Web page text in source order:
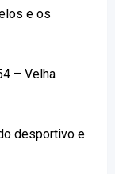
e os
– Velha
desportivo e